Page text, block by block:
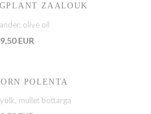
ZAALOUK
olive oil
9,50 EUR
POLENTA
mullet bottarga